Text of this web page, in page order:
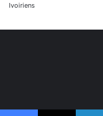
Ivoiriens